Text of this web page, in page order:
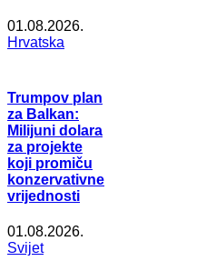
01.08.2026.
Hrvatska
Trumpov plan
za Balkan:
Milijuni dolara
za projekte
koji promiču
konzervativne
vrijednosti
01.08.2026.
Svijet